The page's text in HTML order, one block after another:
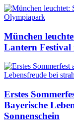
München
Lantern
Erstes
Bayerische
Sonnenschein